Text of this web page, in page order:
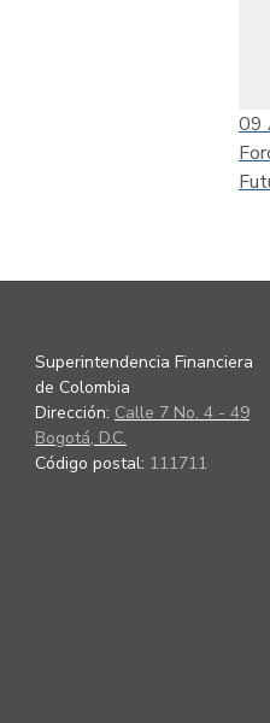
09
Superintendencia Financiera
de Colombia
Dirección: Calle 7 No. 4 - 49
Bogotá, D.C.
Código postal: 111711